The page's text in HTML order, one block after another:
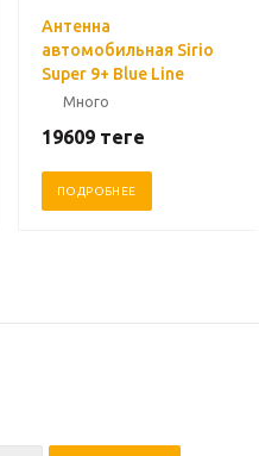
Антенна
автомобильная Sirio
Super 9+ Blue Line
Много
19609 теңге
ПОДРОБНЕЕ